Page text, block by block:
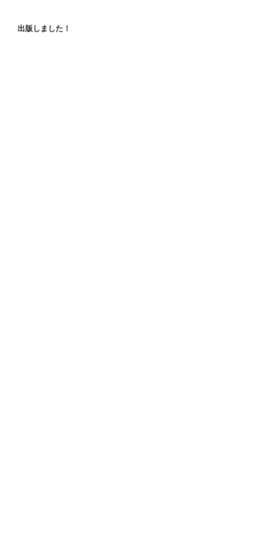
出版しました！